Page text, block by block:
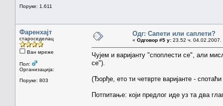
Поруке: 1.611
Фаренхајт
староседелац
Ван мреже
Пол:
Организација:
Поруке: 803
Одг: Сапети или саплети?
« Одговор #5 у: 23.52 ч. 04.02.2007.
Чујем и варијанту "споплести се", али
се").
(Ђорђе, ето ти четврте варијанте -
Потпитање: који предлог иде уз та два